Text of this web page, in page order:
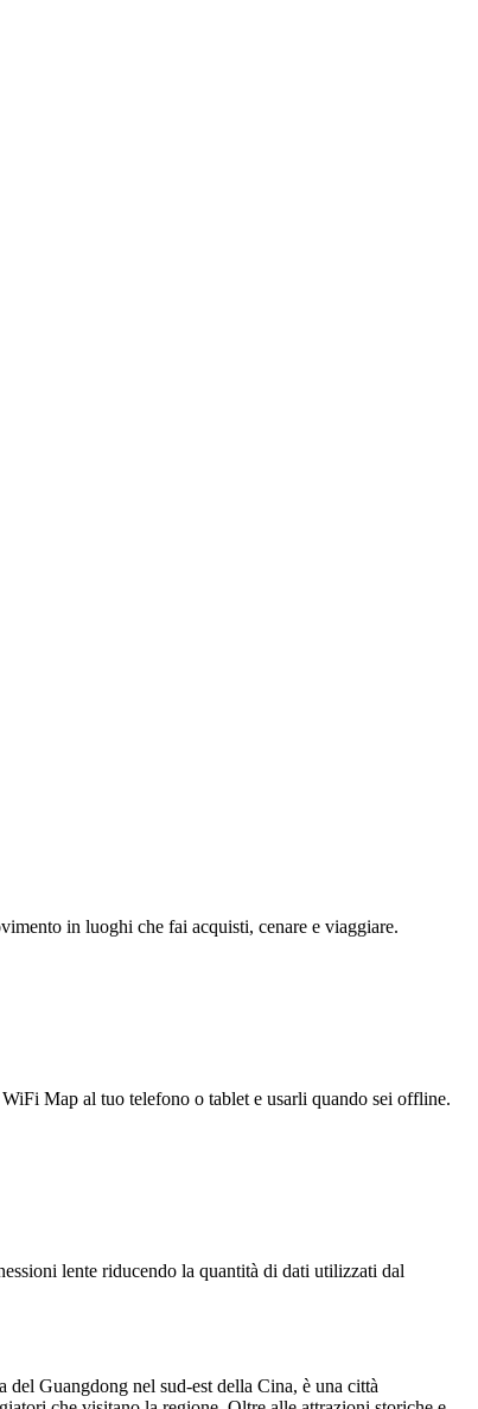
in luoghi che fai acquisti, cenare e viaggiare.
Map al tuo telefono o tablet e usarli quando sei offline.
lente riducendo la quantità di dati utilizzati dal
Guangdong nel sud-est della Cina, è una città